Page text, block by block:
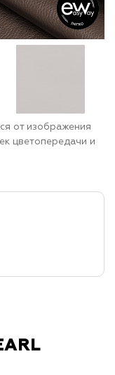
от изображения
цветопередачи и